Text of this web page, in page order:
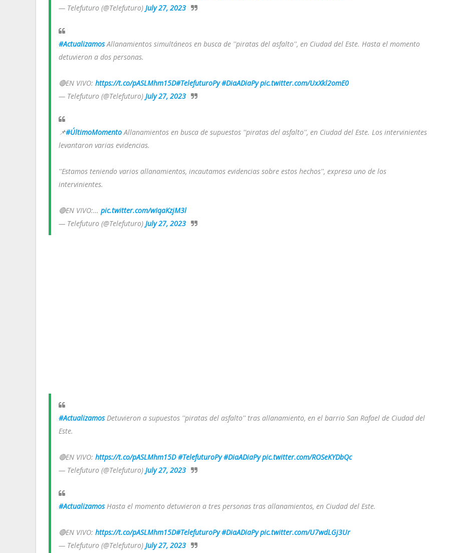
— Telefuturo (@Telefuturo) July 27, 2023
#ActualizamosAllanamientos simultáneos en busca de ''piratas del asfalto'', en Ciudad del Este. Hasta el momento
detuvieron a dos personas.
🔴EN VIVO: https://t.co/pASLMhm15D#TelefuturoPy #DiaADiaPy pic.twitter.com/UxXkl2omE0
— Telefuturo (@Telefuturo) July 27, 2023
📌#ÚltimoMomentoAllanamientos en busca de supuestos ''piratas del asfalto'', en Ciudad del Este. Los intervinientes
levantaron varias evidencias.
''Estamos teniendo varios allanamientos, incautamos evidencias sobre estos hechos'', expresa uno de los
intervinientes.
🔴EN VIVO:… pic.twitter.com/wIqaKzjM3l
— Telefuturo (@Telefuturo) July 27, 2023
#ActualizamosDetuvieron a supuestos ''piratas del asfalto'' tras allanamiento, en el barrio San Rafael de Ciudad del
Este.
🔴EN VIVO: https://t.co/pASLMhm15D #TelefuturoPy #DiaADiaPy pic.twitter.com/ROSeKYDbQc
— Telefuturo (@Telefuturo) July 27, 2023
#ActualizamosHasta el momento detuvieron a tres personas tras allanamientos, en Ciudad del Este.
🔴EN VIVO: https://t.co/pASLMhm15D#TelefuturoPy #DiaADiaPy pic.twitter.com/U7wdLGj3Ur
— Telefuturo (@Telefuturo) July 27, 2023